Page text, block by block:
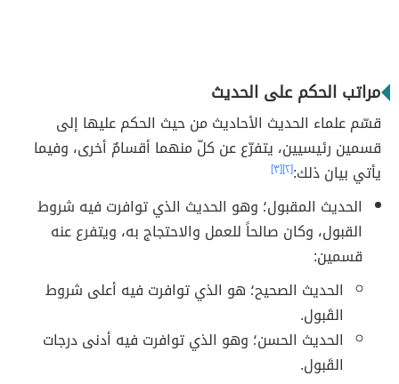
مراتب الحكم على الحديث
قسّم علماء الحديث الأحاديث من حيث الحكم عليها إلى
قسمين رئيسيين، يتفرّع عن كلّ منهما أقسامٌ أخرى، وفيما
يأتي بيان ذلك:[٢] [٣]
الحديث المقبول؛ وهو الحديث الذي توافرت فيه شروط
القبول، وكان صالحاً للعمل والاحتجاج به، ويتفرع عنه
قسمين:
الحديث الصحيح؛ هو الذي توافرت فيه أعلى شروط
القَبول.
الحديث الحسن؛ وهو الذي توافرت فيه أدنى درجات
القَبول.